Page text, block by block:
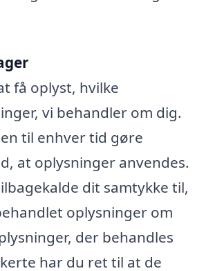
få oplyst, hvilke
vi behandler om dig.
til enhver tid gøre
at oplysninger anvendes.
dit samtykke til,
oplysninger om
der behandles
har du ret til at de